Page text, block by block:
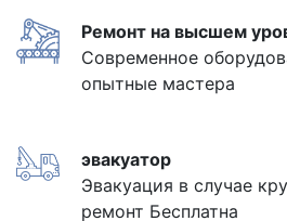
Ремонт на высшем
Современное
опытные мастера
эвакуатор
Эвакуация в случае
ремонт Бесплатна